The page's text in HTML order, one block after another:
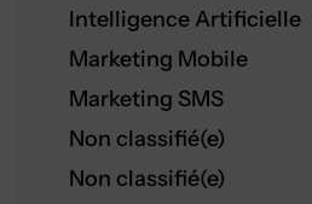
Intelligence Artificielle
Marketing Mobile
Marketing SMS
Non classifié(e)
Non classifié(e)